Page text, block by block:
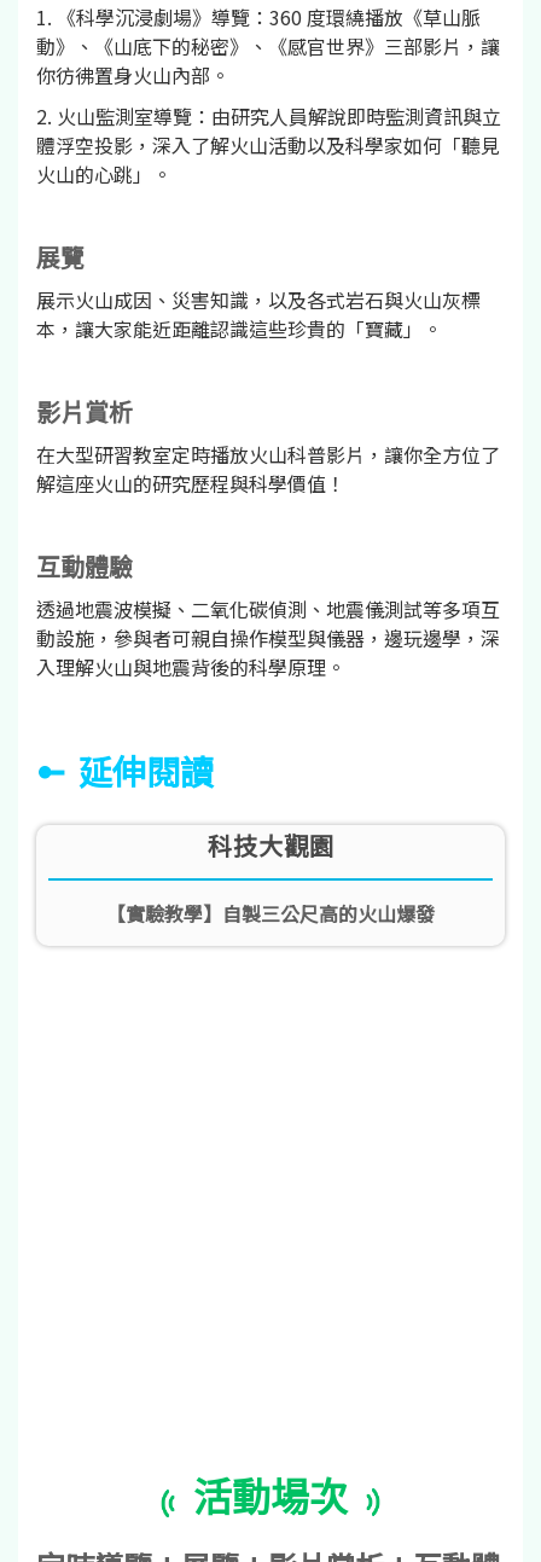
1. 《科學沉浸劇場》導覽：360 度環繞播放《草山脈
動》、《山底下的秘密》、《感官世界》三部影片，讓
你彷彿置身火山內部。
2. 火山監測室導覽：由研究人員解說即時監測資訊與立
體浮空投影，深入了解火山活動以及科學家如何「聽見
火山的心跳」。
展覽
展示火山成因、災害知識，以及各式岩石與火山灰標
本，讓大家能近距離認識這些珍貴的「寶藏」。
影片賞析
在大型研習教室定時播放火山科普影片，讓你全方位了
解這座火山的研究歷程與科學價值！
互動體驗
透過地震波模擬、二氧化碳偵測、地震儀測試等多項互
動設施，參與者可親自操作模型與儀器，邊玩邊學，深
入理解火山與地震背後的科學原理。
延伸閱讀
科技大觀園
【實驗教學】自製三公尺高的火山爆發
活動場次